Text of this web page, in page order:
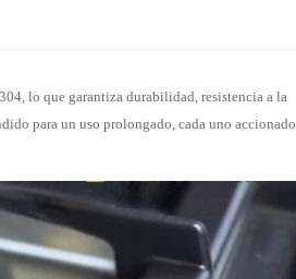
lo que garantiza durabilidad, resistencia a la
para un uso prolongado, cada uno accionado